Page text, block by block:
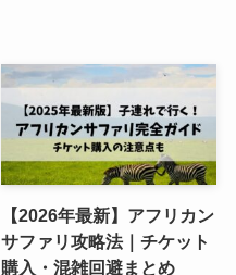
【2026年最新】アフリカン
サファリ攻略法｜チケット
購入・混雑回避まとめ